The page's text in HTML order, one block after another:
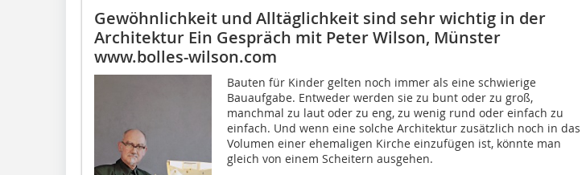
Gewöhnlichkeit und Alltäglichkeit sind sehr wichtig in der
Architektur Ein Gespräch mit Peter Wilson, Münster
www.bolles-wilson.com
Bauten für Kinder gelten noch immer als eine schwierige
Bauaufgabe. Entweder werden sie zu bunt oder zu groß,
manchmal zu laut oder zu eng, zu wenig rund oder einfach zu
einfach. Und wenn eine solche Architektur zusätzlich noch in das
Volumen einer ehemaligen Kirche einzufügen ist, könnte man
gleich von einem Scheitern ausgehen.